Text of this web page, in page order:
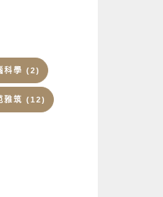
科學 (2)
雅筑 (12)